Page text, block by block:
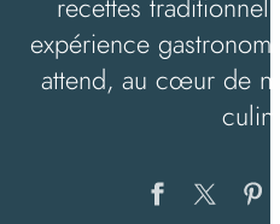
recettes
expérience
attend, au cœur de